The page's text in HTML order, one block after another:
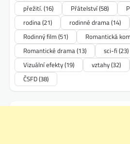
přežití. (16) Přátelství(58)
rodina(21) rodinné drama(14)
Rodinný film (51) Romantická
Romantické drama(13) sci-fi (23)
Vizuální efekty(19) vztahy(32)
ČSFD(38)